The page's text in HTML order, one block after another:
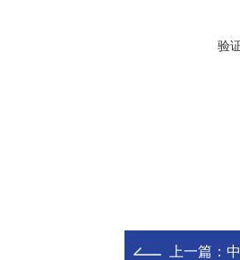
验
上一篇：